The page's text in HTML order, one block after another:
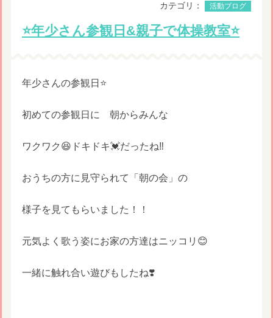
カテゴリ： 活動ブログ
⭐️年少さん参観日&親子で体操教室⭐️
年少さんの参観日⭐️
初めての参観日に 朝からみんな
ワクワク😆ドキドキ💓だったね‼︎
おうちの方に見守られて「朝の会」の
様子を見てもらいました！！
元気よく歌う姿にお家の方達はニッコリ😊
一緒に触れ合い遊びもしたね❣️